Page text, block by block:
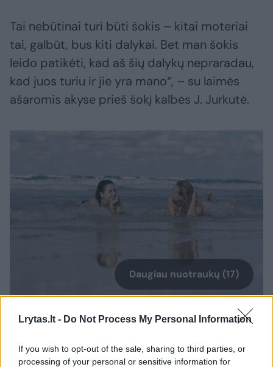
Lrytas.lt - Do Not Process My Personal Information
If you wish to opt-out of the sale, sharing to third parties, or
processing of your personal or sensitive information for
Tai nebūtinai turi būti šokis – kitai moteriai
tai, galbūt, bus kiti dalykai. Bet man šokis
leido patikėti, kad aš šių dalykų nepraradau,
kad juos turiu ir jie yra mano“, – su laimės
ašaromis akyse prieš šokį kalbės J. Jurkutė.
Daugiau nuotraukų (17)
Kuboje – nuoširdžios J. Jurkutės ašaros: „Šiame projekte
A.Lygnugario, L.Griciaus ir projekto nuotr.